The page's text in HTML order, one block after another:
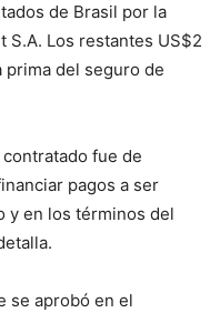
de Brasil por la
Los restantes US$2
prima del seguro de
contratado fue de
pagos a ser
y en los términos del
se aprobó en el